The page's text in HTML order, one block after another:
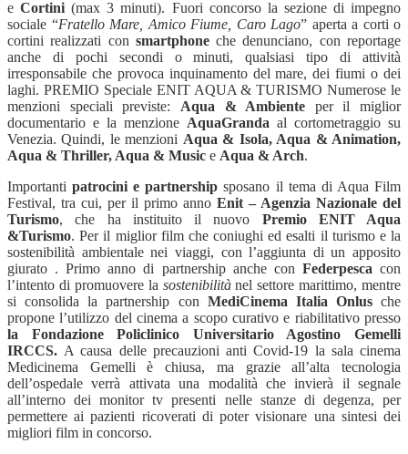
eCortini(max 3minuti). Fuori concorso la sezione di impegno
sociale “Fratello Mare, Amico Fiume, Caro Lago” aperta a corti o
cortini realizzati con smartphonechedenunciano, con reportage
anche di pochi secondi o minuti, qualsiasi tipo di attività
irresponsabile che provoca inquinamento del mare, dei fiumi o dei
laghi. PREMIO Speciale ENIT AQUA & TURISMO Numerose le
menzioni speciali previste: Aqua & Ambiente per il miglior
documentario e la menzione AquaGranda al cortometraggio su
Venezia. Quindi, le menzioni Aqua & Isola, Aqua & Animation,
Aqua & Thriller, Aqua & Music e Aqua & Arch.
Importantipatrocini e partnershipsposano il tema di Aqua Film
Festival, tra cui, per il primo anno Enit – Agenzia Nazionale del
Turismo, che ha instituito il nuovo Premio ENIT Aqua
&Turismo. Per il miglior film che coniughi ed esalti il turismo e la
sostenibilità ambientale nei viaggi, con l’aggiunta di un apposito
giurato . Primo anno di partnership anche con Federpescacon
l’intento di promuovere la sostenibilitànel settore marittimo, mentre
si consolida la partnership con MediCinema Italia Onlus che
propone l’utilizzo del cinema a scopo curativo e riabilitativo presso
la Fondazione Policlinico Universitario Agostino Gemelli
IRCCS. A causa delle precauzioni anti Covid-19 la sala cinema
Medicinema Gemelli è chiusa, ma grazie all’alta tecnologia
dell’ospedale verrà attivata una modalità che invierà il segnale
all’interno dei monitor tv presenti nelle stanze di degenza, per
permettere ai pazienti ricoverati di poter visionare una sintesi dei
migliori film in concorso.